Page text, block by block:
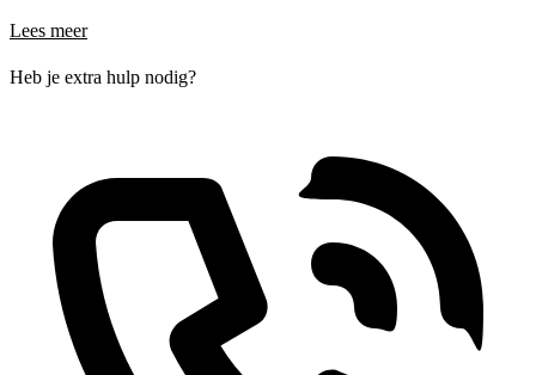
Lees meer
Heb je extra hulp nodig?